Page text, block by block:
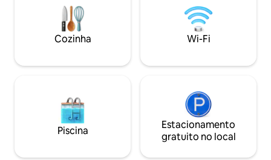
Mandeville, em uma comunidade
compartilhar um pedaço da minha casa
com você e estou definitivamente
MELHORES lembranças durante a sua
restaurantes e
check-in seguro
gratuito no local,
apartamentos
ambiente tropical
Cozinha Wi-Fi
Piscina
Estacionamento
gratuito no local